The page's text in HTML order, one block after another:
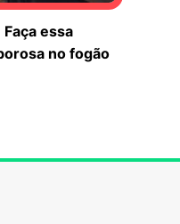
essa
no fogão